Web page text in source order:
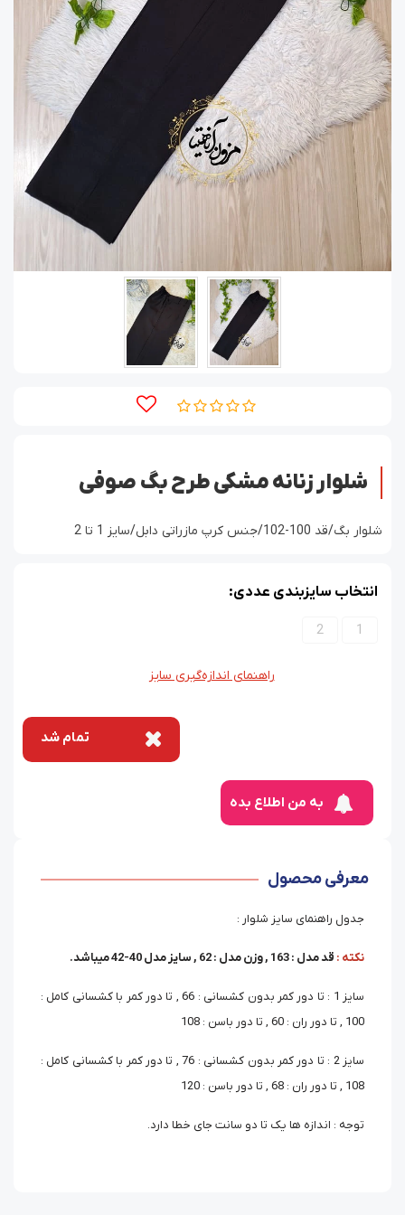
شلوار زنانه مشکی طرح بگ صوفی
شلوار بگ/قد 100-102/جنس کرپ مازراتی دابل/سایز 1 تا 2
انتخاب سایزبندی عددی:
1
2
راهنمای اندازه‌گیری سایز
تمام شد
به من اطلاع بده
معرفی محصول
جدول راهنمای سایز شلوار :
نکته : قد مدل : 163 , وزن مدل : 62 , سایز مدل 40-42 میباشد.
سایز 1 : تا دور کمر بدون کشسانی : 66 , تا دور کمر با کشسانی کامل :
100 , تا دور ران : 60 , تا دور باسن : 108
سایز 2 : تا دور کمر بدون کشسانی : 76 , تا دور کمر با کشسانی کامل :
108 , تا دور ران : 68 , تا دور باسن : 120
توجه : اندازه ها یک تا دو سانت جای خطا دارد.